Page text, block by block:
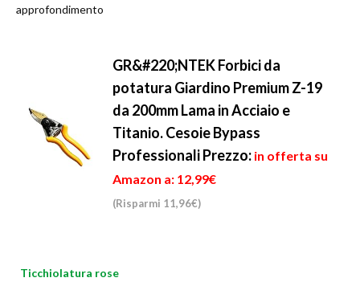
approfondimento
GR&#220;NTEK Forbici da
potatura Giardino Premium Z-19
da 200mm Lama in Acciaio e
Titanio. Cesoie Bypass
ProfessionaliPrezzo: in offerta su
Amazon a: 12,99€
(Risparmi 11,96€)
Ticchiolatura rose